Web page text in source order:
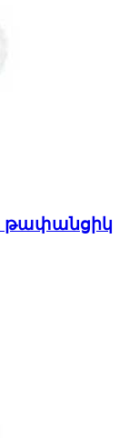
թափանցիկ